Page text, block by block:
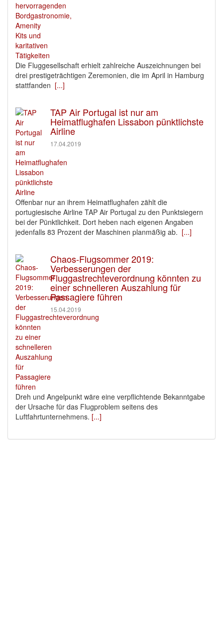
Die Fluggesellschaft erhielt zahlreiche Auszeichnungen bei
drei prestigeträchtigen Zeremonien, die im April in Hamburg
stattfanden [...]
TAP Air Portugal ist nur am
Heimatflughafen Lissabon pünktlichste
Airline
17.04.2019
Offenbar nur an ihrem Heimatflughafen zählt die
portugiesische Airline TAP Air Portugal zu den Punktsiegern
bei der Pünktlichkeit. Dort heben nach eigenen Angaben
jedenfalls 83 Prozent der Maschinen planmäßig ab. [...]
Chaos-Flugsommer 2019:
Verbesserungen der
Fluggastrechteverordnung könnten zu
einer schnelleren Auszahlung für
Passagiere führen
15.04.2019
Dreh und Angelpunkt wäre eine verpflichtende Bekanntgabe
der Ursache für das Flugproblem seitens des
Luftfahrtunternehmens. [...]